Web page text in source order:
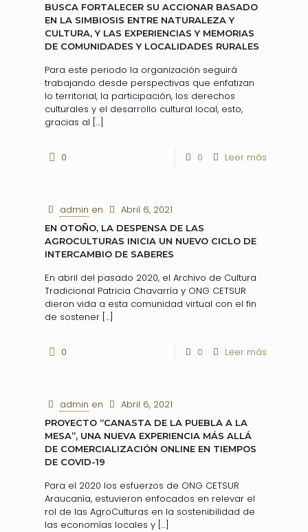
BUSCA FORTALECER SU ACCIONAR BASADO
EN LA SIMBIOSIS ENTRE NATURALEZA Y
CULTURA, Y LAS EXPERIENCIAS Y MEMORIAS
DE COMUNIDADES Y LOCALIDADES RURALES
Para este periodo la organización seguirá
trabajando desde perspectivas que enfatizan
lo territorial, la participación, los derechos
culturales y el desarrollo cultural local, esto,
gracias al […]
0 0 Leer más
admin en Abril 6, 2021
EN OTOÑO, LA DESPENSA DE LAS
AGROCULTURAS INICIA UN NUEVO CICLO DE
INTERCAMBIO DE SABERES
En abril del pasado 2020, el Archivo de Cultura
Tradicional Patricia Chavarría y ONG CETSUR
dieron vida a esta comunidad virtual con el fin
de sostener […]
0 0 Leer más
admin en Abril 6, 2021
PROYECTO “CANASTA DE LA PUEBLA A LA
MESA”, UNA NUEVA EXPERIENCIA MÁS ALLÁ
DE COMERCIALIZACIÓN ONLINE EN TIEMPOS
DE COVID-19
Para el 2020 los esfuerzos de ONG CETSUR
Araucanía, estuvieron enfocados en relevar el
rol de las AgroCulturas en la sostenibilidad de
las economías locales y […]